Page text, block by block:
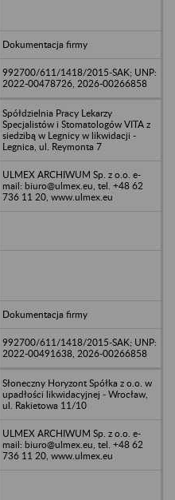
Dokumentacja firmy
992700/611/1418/2015-SAK; UNP:
2022-00478726, 2026-00266858
Spółdzielnia Pracy Lekarzy
Specjalistów i Stomatologów VITA z
siedzibą w Legnicy w likwidacji -
Legnica, ul. Reymonta 7
ULMEX ARCHIWUM Sp. z o.o. e-
mail: biuro@ulmex.eu, tel. +48 62
736 11 20, www.ulmex.eu
Dokumentacja firmy
992700/611/1418/2015-SAK; UNP:
2022-00491638, 2026-00266858
Słoneczny Horyzont Spółka z o.o. w
upadłości likwidacyjnej - Wrocław,
ul. Rakietowa 11/10
ULMEX ARCHIWUM Sp. z o.o. e-
mail: biuro@ulmex.eu, tel. +48 62
736 11 20, www.ulmex.eu